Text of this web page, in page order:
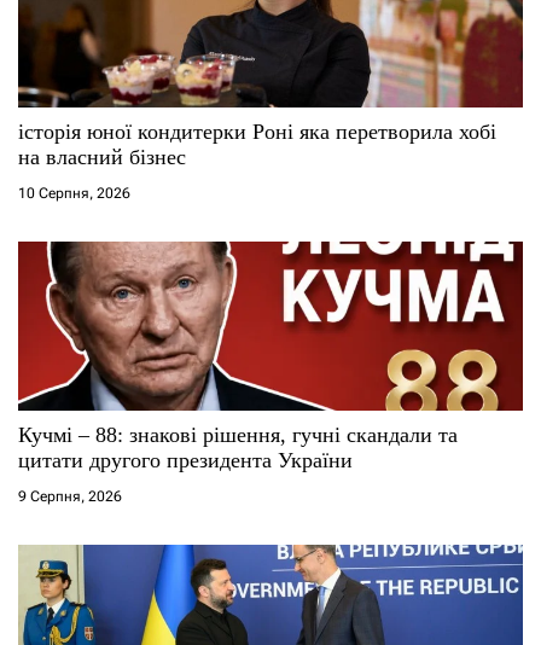
історія юної кондитерки Роні яка перетворила хобі
на власний бізнес
10 Серпня, 2026
Кучмі – 88: знакові рішення, гучні скандали та
цитати другого президента України
9 Серпня, 2026